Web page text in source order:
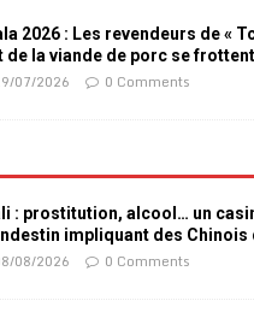
2026 : Les revendeurs de «
de la viande de porc se
07/2026 0 Comments
: prostitution, alcool… un
impliquant des Chinois
08/2026 0 Comments